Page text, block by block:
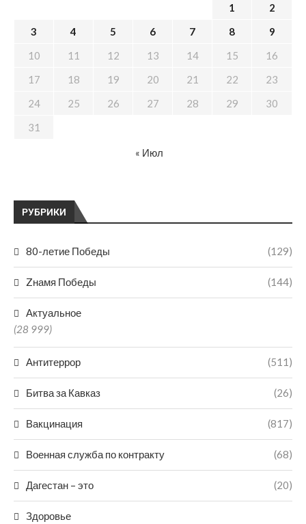
РУБРИКИ
80-летие Победы (129)
Zнамя Победы (144)
Актуальное
(28 999)
Антитеррор (511)
Битва за Кавказ (26)
Вакцинация (817)
Военная служба по контракту (68)
Дагестан – это (20)
Здоровье
1
2
3
4 5 6 7 8
9
10
11 12 13 14 15
16
17
18 19 20 21 22
23
24
25 26 27 28 29
30
31
« Июл